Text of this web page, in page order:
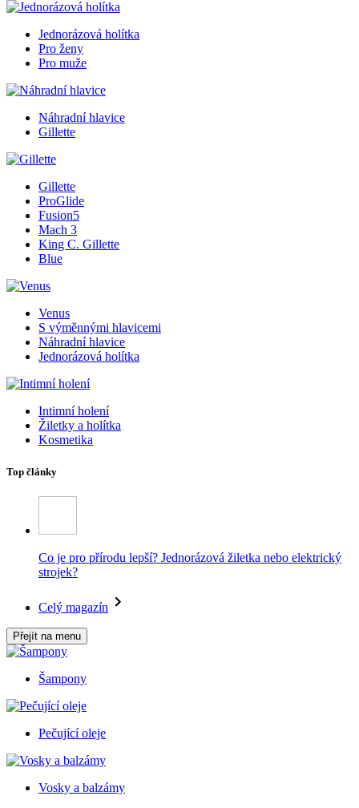
Jednorázová holítka
Pro ženy
Pro muže
Náhradní hlavice
Gillette
Gillette
ProGlide
Fusion5
Mach 3
King C. Gillette
Blue
Venus
S výměnnými hlavicemi
Náhradní hlavice
Jednorázová holítka
Intimní holení
Žiletky a holítka
Kosmetika
Top články
Co je pro přírodu lepší? Jednorázová žiletka nebo elektrický
strojek?
Celý magazín
Přejít na menu
Šampony
Pečující oleje
Vosky a balzámy